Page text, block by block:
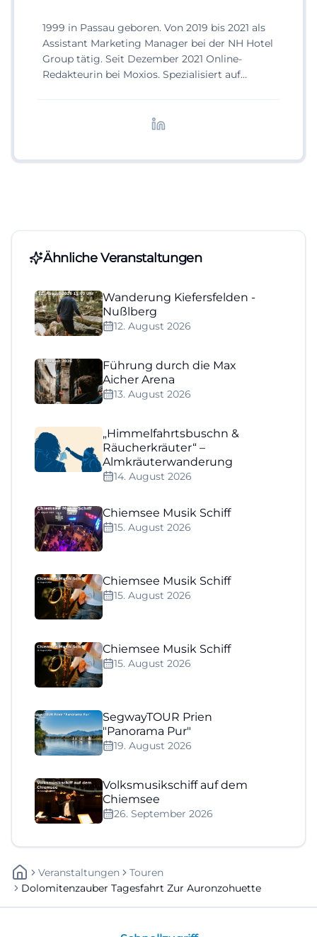
1999 in Passau geboren. Von 2019 bis 2021 als
Assistant Marketing Manager bei der NH Hotel
Group tätig. Seit Dezember 2021 Online-
Redakteurin bei Moxios. Spezialisiert auf
Ähnliche Veranstaltungen
Wanderung Kiefersfelden -
Nußlberg
12. August 2026
Führung durch die Max
Aicher Arena
13. August 2026
„Himmelfahrtsbuschn &
Räucherkräuter“ –
Almkräuterwanderung
14. August 2026
Chiemsee Musik Schiff
15. August 2026
Chiemsee Musik Schiff
15. August 2026
Chiemsee Musik Schiff
15. August 2026
SegwayTOUR Prien
"Panorama Pur"
19. August 2026
Volksmusikschiff auf dem
Chiemsee
26. September 2026
Veranstaltungen
Touren
Dolomitenzauber Tagesfahrt Zur Auronzohuette